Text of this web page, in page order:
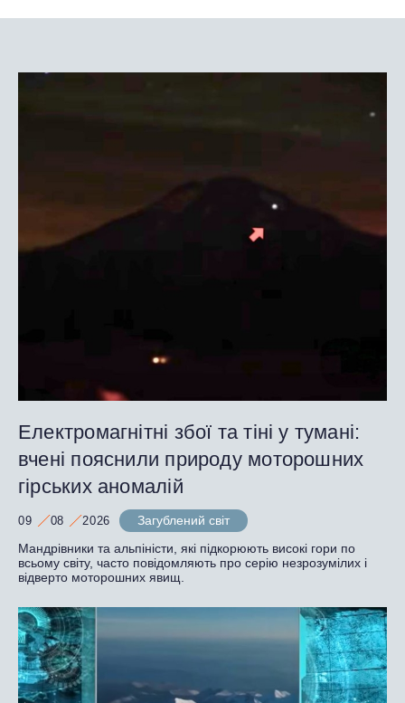
Електромагнітні збої та тіні у тумані:
вчені пояснили природу моторошних
гірських аномалій
09 08 2026
Загублений світ
Мандрівники та альпіністи, які підкорюють високі гори по
всьому світу, часто повідомляють про серію незрозумілих і
відверто моторошних явищ.